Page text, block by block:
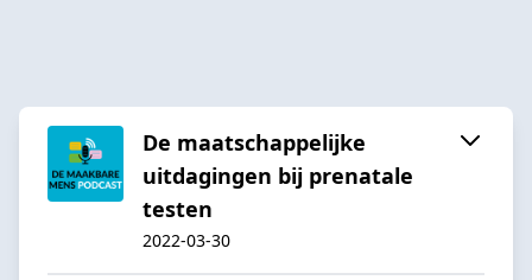
De maatschappelijke
uitdagingen bij prenatale
testen
2022-03-30